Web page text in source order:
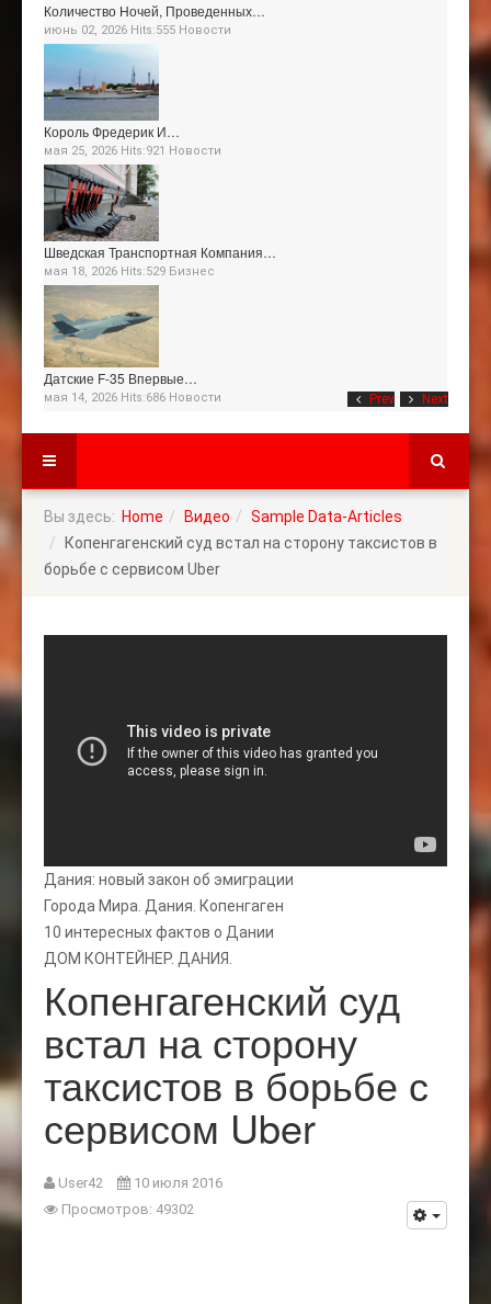
Prev Next
Количество Ночей, Проведенных…
июнь 02, 2026 Hits:555 Новости
Король Фредерик И…
мая 25, 2026 Hits:921 Новости
Шведская Транспортная Компания…
мая 18, 2026 Hits:529 Бизнес
Датские F-35 Впервые…
мая 14, 2026 Hits:686 Новости
Вы здесь: Home Видео
Sample Data-Articles
Копенгагенский суд встал на сторону таксистов в
борьбе с сервисом Uber
Дания: новый закон об эмиграции
Города Мира. Дания. Копенгаген
10 интересных фактов о Дании
ДОМ КОНТЕЙНЕР. ДАНИЯ.
Копенгагенский суд
встал на сторону
таксистов в борьбе с
сервисом Uber
User42
10 июля 2016
Просмотров: 49302